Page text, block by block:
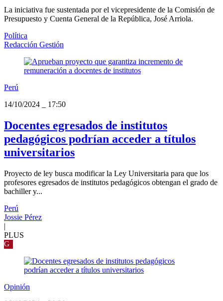
La iniciativa fue sustentada por el vicepresidente de la Comisión de
Presupuesto y Cuenta General de la República, José Arriola.
Política
Redacción Gestión
Perú
14/10/2024
17:50
Docentes egresados de institutos
pedagógicos podrían acceder a títulos
universitarios
Proyecto de ley busca modificar la Ley Universitaria para que los
profesores egresados de institutos pedagógicos obtengan el grado de
bachiller y...
Perú
Jossie Pérez
|
PLUS
G
Opinión